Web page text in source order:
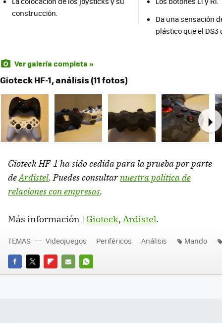
construcción.
Da una sensación
plástico que el DS3
Ver galería completa »
Gioteck HF-1, análisis (11 fotos)
Gioteck HF-1 ha sido cedida para la prueba por parte
deArdistel. Puedes consultarnuestra política de
relaciones con empresas.
Más información | Gioteck, Ardistel.
FACEBOOK
TWITTERFLIPBOARD
E-
WHATSAPP
TEMAS Videojuegos Periféricos Análisis Mando